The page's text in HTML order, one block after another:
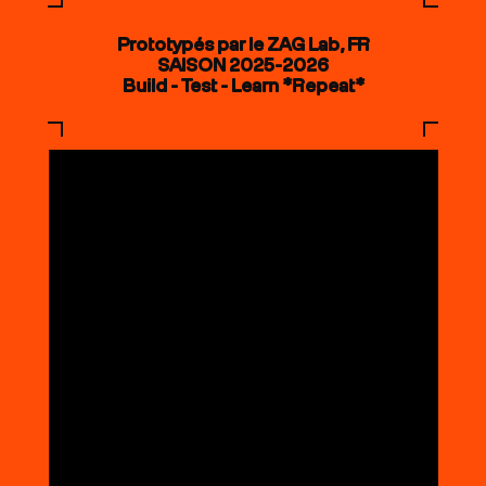
Prototypés par le ZAG Lab, FR
SAISON 2025-2026
Build - Test - Learn *Repeat*